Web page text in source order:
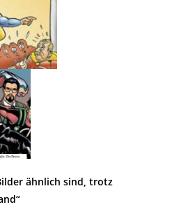
ähnlich sind, trotz